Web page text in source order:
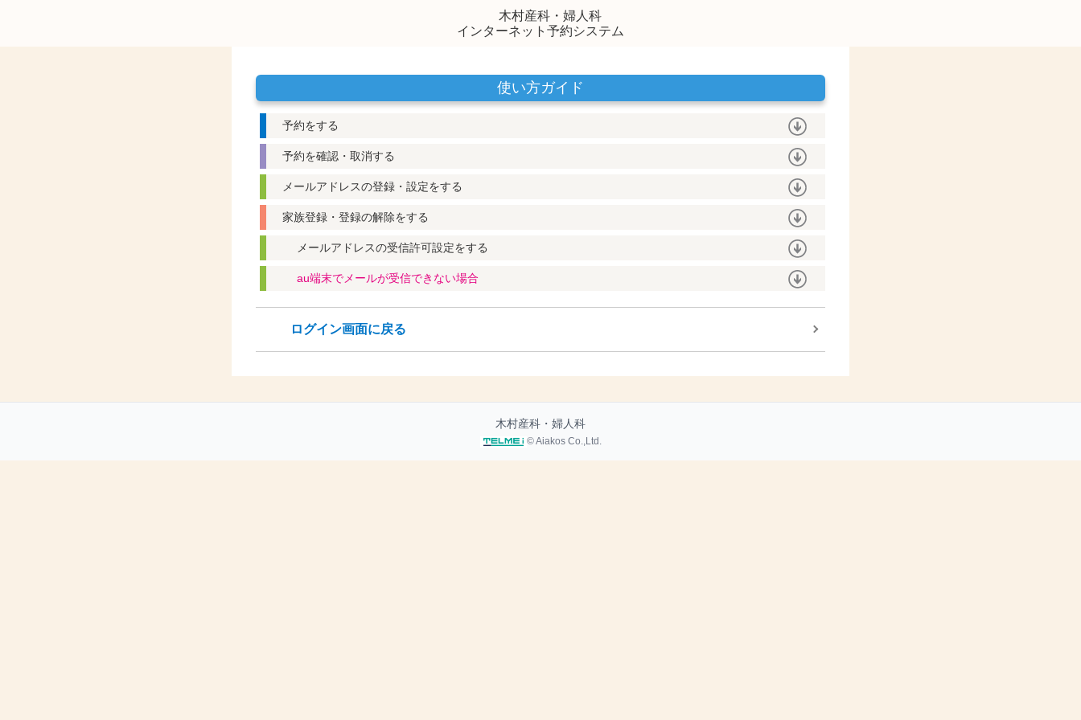
木村産科・婦人科
インターネット予約システム
使い方ガイド
予約をする
予約を確認・取消する
メールアドレスの登録・設定をする
家族登録・登録の解除をする
メールアドレスの受信許可設定をする
au端末でメールが受信できない場合
ログイン画面に戻る
木村産科・婦人科
© Aiakos Co.,Ltd.